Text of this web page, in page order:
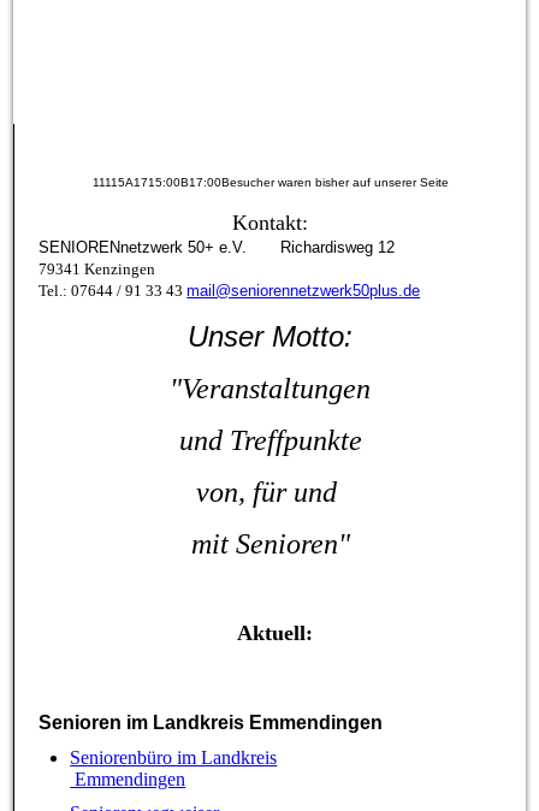
11115A1715:00B17:00Besucher waren bisher auf unserer Seite
Kontakt:
SENIORENnetzwerk 50+ e.V. Richardisweg 12
79341 Kenzingen
Tel.: 07644 / 91 33 43mail@seniorennetzwerk50plus.de
Unser Motto:
"Veranstaltungen
und Treffpunkte
von, für und
mit Senioren"
Aktuell:
Senioren im Landkreis Emmendingen
Seniorenbüro im Landkreis
Emmendingen